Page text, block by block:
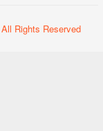
Rights Reserved